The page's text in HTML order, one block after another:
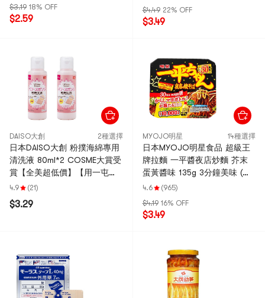
$3.19 18% OFF
$2.59
$4.49 22% OFF
$3.49
DAISO大創 2種選擇
日本DAISO大創 粉撲海綿專用
清洗液 80ml*2 COSME大賞受
賞【全美超低價】【用一屯一
超值2件】
4.9 (21)
$3.29
MYOJO明星 14種選擇
日本MYOJO明星食品 超級王
牌拉麵 一平醬夜店炒麵 芥末
蛋黃醬味 135g 3分鐘美味 (不
同包裝隨機發)
4.6
(965)
$4.19 16% OFF
$3.49